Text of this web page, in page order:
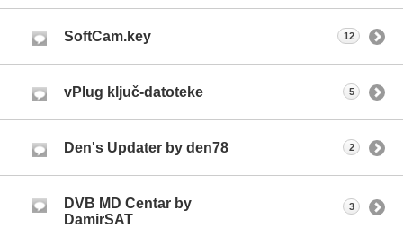
SoftCam.key 12
vPlug ključ-datoteke 5
Den's Updater by den78 2
DVB MD Centar by
DamirSAT
3